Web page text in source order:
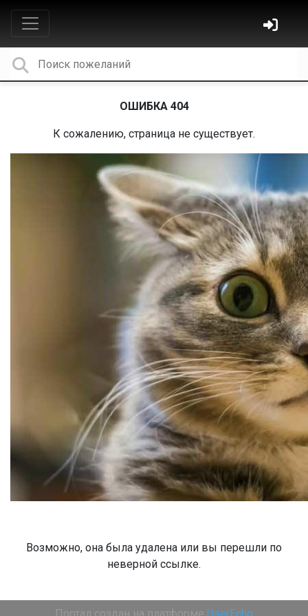
ОШИБКА 404
К сожалению, страница не существует.
Возможно, она была удалена или вы перешли по
неверной ссылке.